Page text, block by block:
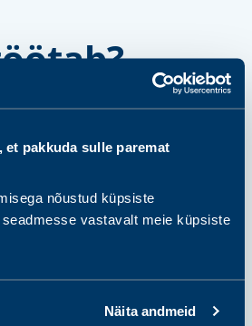
et pakkuda sulle paremat
nõustud küpsiste
vastavalt meie küpsiste
Näita andmeid
või
andmiseks